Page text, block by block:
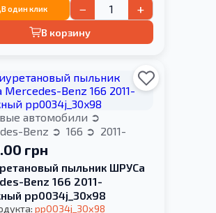
В один клик − +
В корзину
автомобили
Benz
166 2011-
грн
пыльник ШРУСа
Benz 166 2011-
pp0034j_30x98
pp0034j_30x98